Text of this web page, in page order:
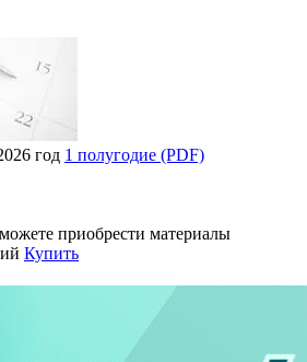
год 1 полугодие (PDF)
приобрести материалы
Купить